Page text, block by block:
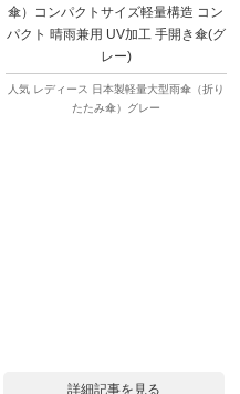
傘）コンパクトサイズ軽量構造 コン
パクト 晴雨兼用 UV加工 手開き傘(グ
レー)
人気 レディース 日本製軽量大型雨傘（折り
たたみ傘）グレー
詳細記事を見る